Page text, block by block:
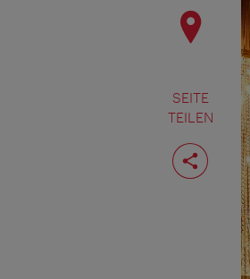
SEITE
TEILEN
Seite
teilen